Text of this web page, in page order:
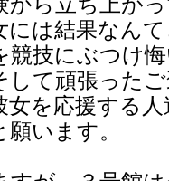
には結果なん
競技にぶつけ
て頑張った
を応援する
います。